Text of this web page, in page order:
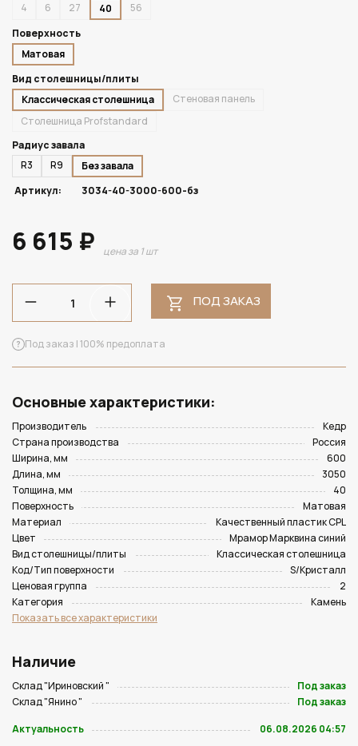
4
6 27 40
56
Поверхность
Матовая
Вид столешницы/плиты
Классическая столешница
Стеновая панель
Столешница Profstandard
Радиус завала
R3
R9
Без завала
Артикул:
3034-40-3000-600-бз
6 615 ₽ цена за 1 шт
ПОД ЗАКАЗ
Под заказ | 100% предоплата
Основные характеристики:
Производитель
Кедр
Страна производства
Россия
Ширина, мм
600
Длина, мм
3050
Толщина, мм
40
Поверхность
Матовая
Материал
Качественный пластик CPL
Цвет
Мрамор Марквина синий
Вид столешницы/плиты
Классическая столешница
Код/Тип поверхности
S/Кристалл
Ценовая группа
2
Категория
Камень
Показать все характеристики
Наличие
Склад "Ириновский "
Под заказ
Склад "Янино "
Под заказ
Актуальность
06.08.2026 04:57